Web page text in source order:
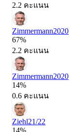
2.2 คะแนน
Zimmermann2020
67%
2.2 คะแนน
Zimmermann2020
14%
0.6 คะแนน
Ziehl21/22
14%